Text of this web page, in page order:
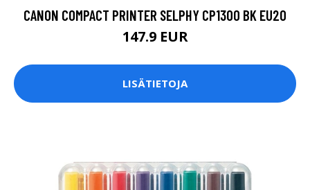
CANON COMPACT PRINTER SELPHY CP1300 BK EU20
147.9 EUR
LISÄTIETOJA